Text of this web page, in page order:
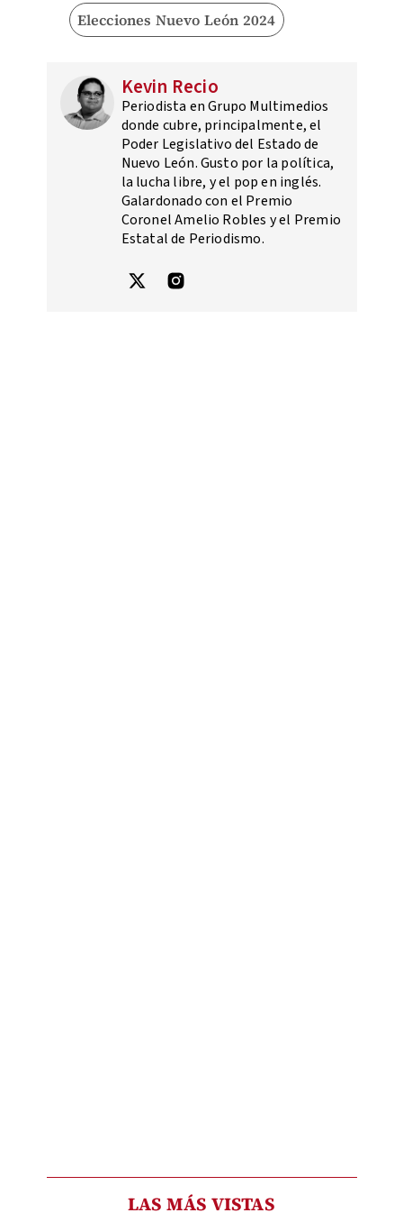
Elecciones Nuevo León 2024
Kevin Recio
Periodista en Grupo Multimedios
donde cubre, principalmente, el
Poder Legislativo del Estado de
Nuevo León. Gusto por la política,
la lucha libre, y el pop en inglés.
Galardonado con el Premio
Coronel Amelio Robles y el Premio
Estatal de Periodismo.
LAS MÁS VISTAS